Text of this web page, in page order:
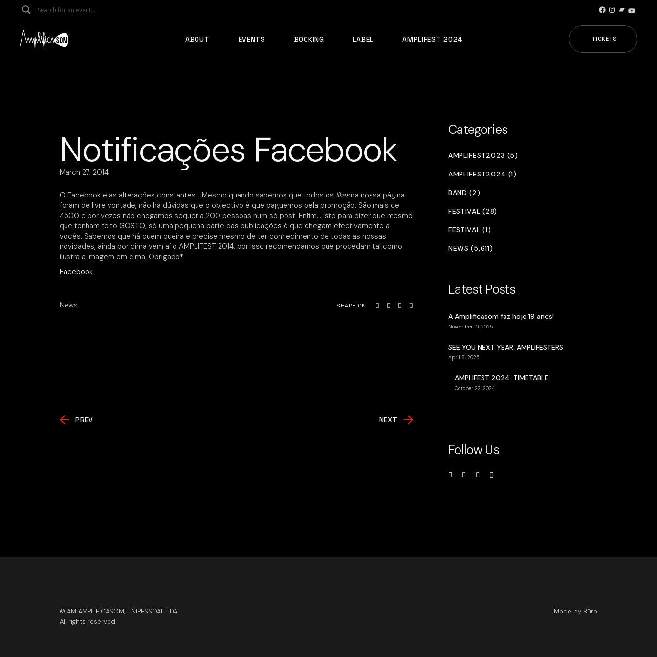
Facebook
Instagram
Bandcamp
ABOUT EVENTS BOOKING LABEL AMPLIFEST 2024 TICKETS
Notificações Facebook
March 27, 2014
O Facebook e as alterações constantes… Mesmo quando sabemos que todos os likesna nossa página
foram de livre vontade, não há dúvidas que o objectivo é que paguemos pela promoção. São mais de
4500 e por vezes não chegamos sequer a 200 pessoas num só post. Enfim… Isto para dizer que mesmo
que tenham feito GOSTO, só uma pequena parte das publicações é que chegam efectivamente a
vocês. Sabemos que há quem queira e precise mesmo de ter conhecimento de todas as nossas
novidades, ainda por cima vem aí o AMPLIFEST 2014, por isso recomendamos que procedam tal como
ilustra a imagem em cima. Obrigado*
Facebook
News SHARE ON
PREV NEXT
Categories
AMPLIFEST2023 (5)
AMPLIFEST2024 (1)
BAND (2)
FESTIVAL (28)
FESTIVAL (1)
NEWS (5,611)
Latest Posts
A Amplificasom faz hoje 19 anos!
November 10, 2025
SEE YOU NEXT YEAR, AMPLIFESTERS
April 8, 2025
AMPLIFEST 2024: TIMETABLE
October 22, 2024
Follow Us
© AM AMPLIFICASOM, UNIPESSOAL LDA
All rights reserved
Made by Büro